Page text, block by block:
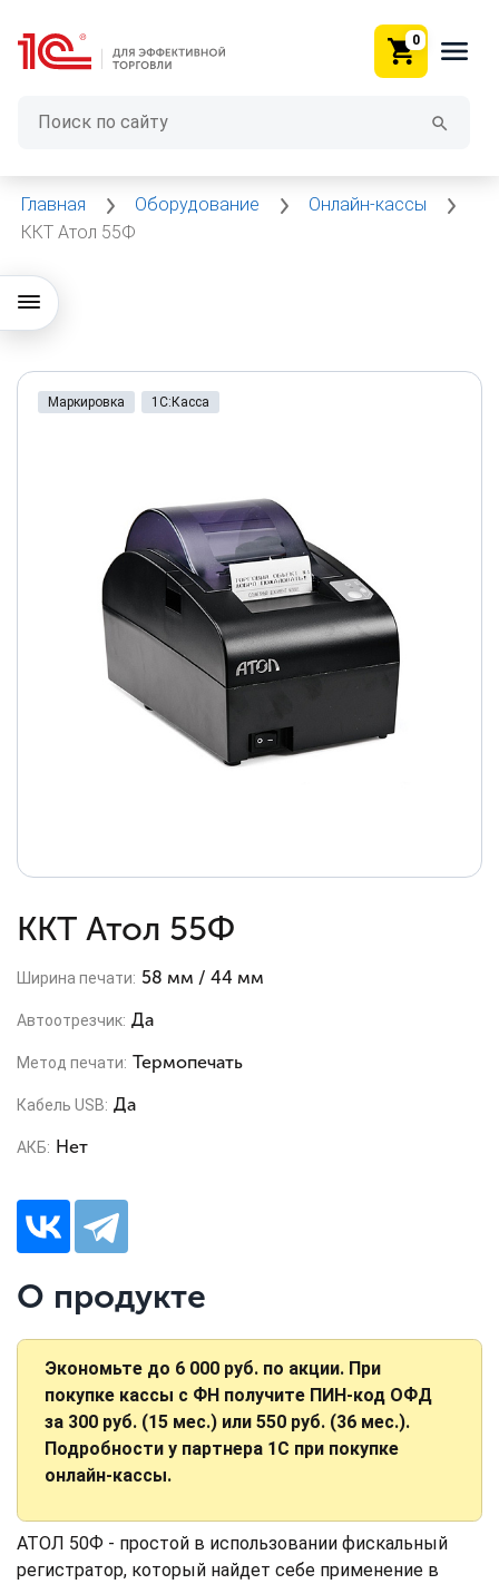
0
Главная Оборудование
Онлайн-кассы
ККТ Атол 55Ф
Маркировка 1С:Касса
ККТ Атол 55Ф
Ширина печати: 58 мм / 44 мм
Автоотрезчик: Да
Метод печати: Термопечать
Кабель USB: Да
АКБ: Нет
О продукте
Экономьте до 6 000 руб. по акции. При
покупке кассы с ФН получите ПИН-код ОФД
за 300 руб. (15 мес.) или 550 руб. (36 мес.).
Подробности у партнера 1С при покупке
онлайн-кассы.
АТОЛ 50Ф - простой в использовании фискальный
регистратор, который найдет себе применение в